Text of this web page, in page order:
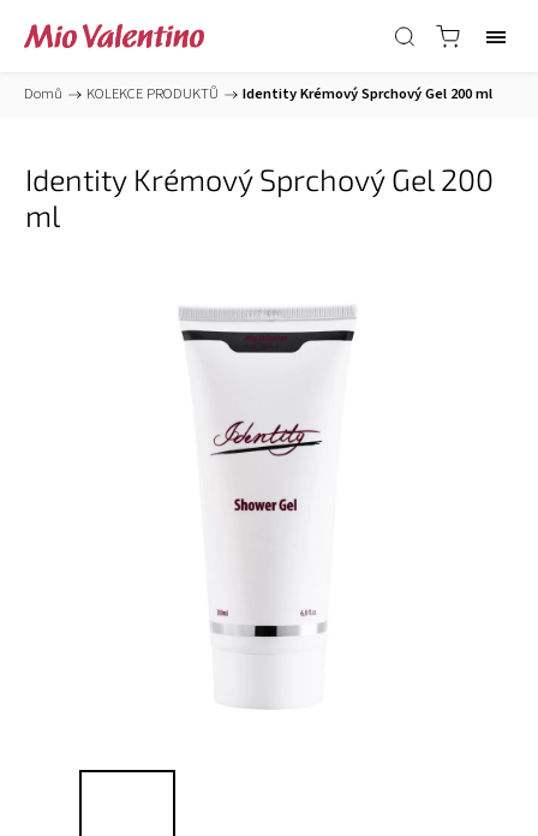
Domů / KOLEKCE PRODUKTŮ / Identity Krémový Sprchový Gel 200 ml
Identity Krémový Sprchový Gel 200
ml